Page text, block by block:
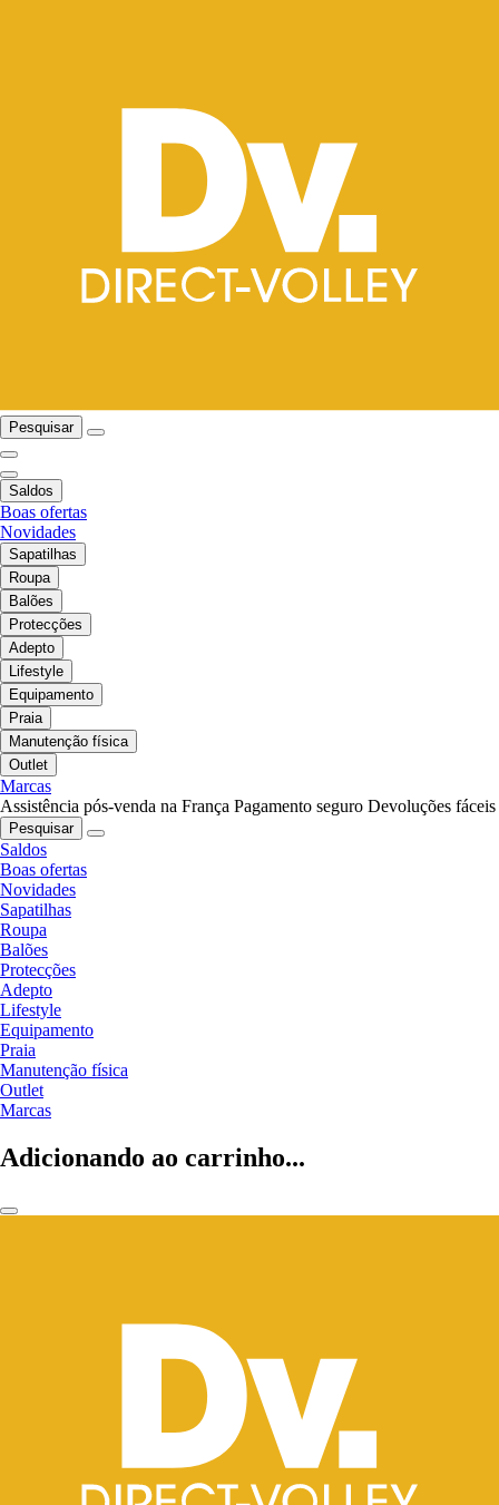
Pesquisar
Saldos
Boas ofertas
Novidades
Sapatilhas
Roupa
Balões
Protecções
Adepto
Lifestyle
Equipamento
Praia
Manutenção física
Outlet
Marcas
Assistência pós-venda na França Pagamento seguro Devoluções fáceis
Pesquisar
Saldos
Boas ofertas
Novidades
Sapatilhas
Roupa
Balões
Protecções
Adepto
Lifestyle
Equipamento
Praia
Manutenção física
Outlet
Marcas
Adicionando ao carrinho...